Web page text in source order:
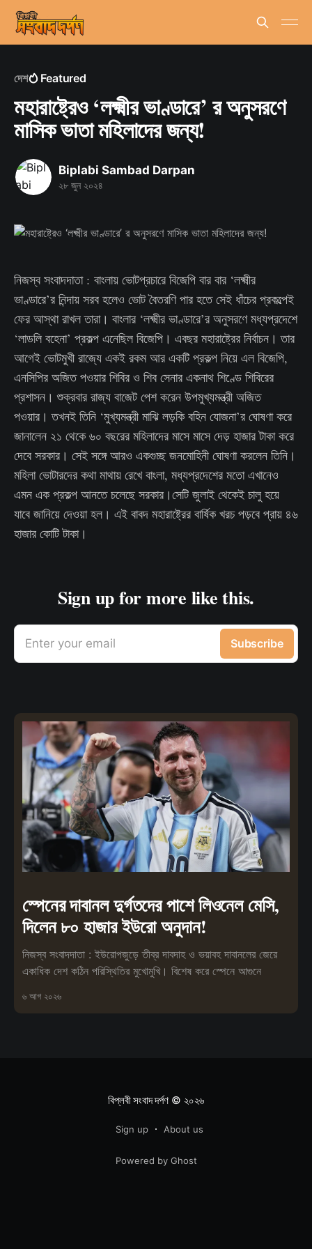
দেশ Featured
মহারাষ্ট্রেও ‘লক্ষ্মীর ভাণ্ডারে’ র অনুসরণে
মাসিক ভাতা মহিলাদের জন্য!
Biplabi Sambad Darpan
২৮ জুন ২০২৪
নিজস্ব সংবাদদাতা : বাংলায় ভোটপ্রচারে বিজেপি বার বার ‘লক্ষ্মীর
ভাণ্ডারে’র নিন্দায় সরব হলেও ভোট বৈতরণি পার হতে সেই ধাঁচের প্রকল্পেই
ফের আস্থা রাখল তারা। বাংলার ‘লক্ষ্মীর ভাণ্ডারে’র অনুসরণে মধ্যপ্রদেশে
‘লাডলি বহেনা’ প্রকল্প এনেছিল বিজেপি। এবছর মহারাষ্ট্রের নির্বাচন। তার
আগেই ভোটমুখী রাজ্যে একই রকম আর একটি প্রকল্প নিয়ে এল বিজেপি,
এনসিপির অজিত পওয়ার শিবির ও শিব সেনার একনাথ শিণ্ডে শিবিরের
প্রশাসন। শুক্রবার রাজ্য বাজেট পেশ করেন উপমুখ্যমন্ত্রী অজিত
পওয়ার। তখনই তিনি ‘মুখ্যমন্ত্রী মাঝি লড়কি বহিন যোজনা’র ঘোষণা করে
জানালেন ২১ থেকে ৬০ বছরের মহিলাদের মাসে মাসে দেড় হাজার টাকা করে
দেবে সরকার। সেই সঙ্গে আরও একগুচ্ছ জনমোহিনী ঘোষণা করলেন তিনি।
মহিলা ভোটারদের কথা মাথায় রেখে বাংলা, মধ্যপ্রদেশের মতো এখানেও
এমন এক প্রকল্প আনতে চলেছে সরকার।সেটি জুলাই থেকেই চালু হয়ে
যাবে জানিয়ে দেওয়া হল। এই বাবদ মহারাষ্ট্রের বার্ষিক খরচ পড়বে প্রায় ৪৬
হাজার কোটি টাকা।
Sign up for more like this.
Enter your email Subscribe
স্পেনের দাবানল দুর্গতদের পাশে লিওনেল মেসি,
দিলেন ৮০ হাজার ইউরো অনুদান!
নিজস্ব সংবাদদাতা : ইউরোপজুড়ে তীব্র দাবদাহ ও ভয়াবহ দাবানলের জেরে
একাধিক দেশ কঠিন পরিস্থিতির মুখোমুখি। বিশেষ করে স্পেনে আগুনে
৬ আগ ২০২৬
বিপ্লবী সংবাদ দর্পণ© ২০২৬
Sign up About us
Powered by Ghost